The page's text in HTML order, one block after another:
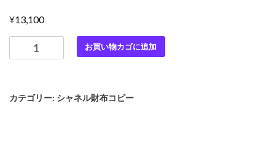
¥13,100
高
ャ
お買い物カゴに追加
カテゴリー: シャネル財布コピー